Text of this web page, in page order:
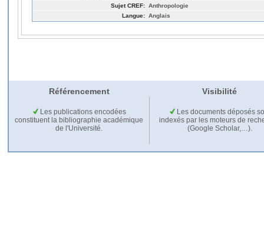
Sujet CREF: Anthropologie
Langue: Anglais
Référencement Visibilité
Les publications encodées
constituent la bibliographie académique
de l'Université.
Les documents déposés
indexés par les moteurs de
(Google Scholar,…).